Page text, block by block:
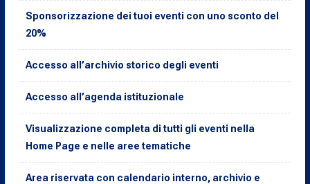
Sponsorizzazione dei tuoi eventi con uno sconto del
20%
Accesso all’archivio storico degli eventi
Accesso all’agenda istituzionale
Visualizzazione completa di tutti gli eventi nella
Home Page e nelle aree tematiche
Area riservata con calendario interno, archivio e